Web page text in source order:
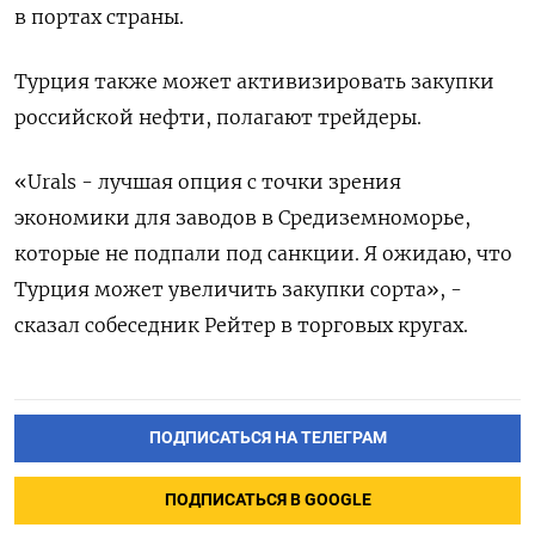
в портах страны.
Турция также может активизировать закупки
российской нефти, полагают трейдеры.
«Urals - лучшая опция с точки зрения
экономики для заводов в Средиземноморье,
которые не подпали под санкции. Я ожидаю, что
Турция может увеличить закупки сорта», -
сказал собеседник Рейтер в торговых кругах.
ПОДПИСАТЬСЯ НА ТЕЛЕГРАМ
ПОДПИСАТЬСЯ В GOOGLE